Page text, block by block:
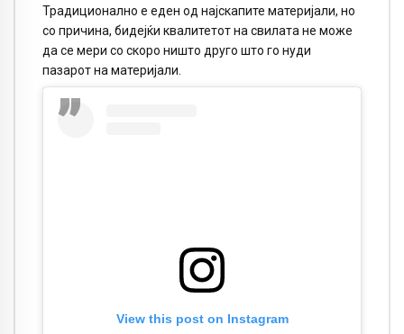
Традиционално е еден од најскапите материјали, но
со причина, бидејќи квалитетот на свилата не може
да се мери со скоро ништо друго што го нуди
пазарот на материјали.
View this post on Instagram